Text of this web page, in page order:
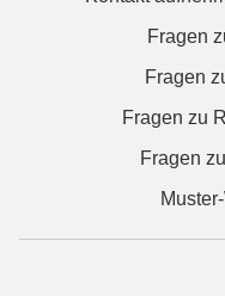
Fragen
Fragen
Fragen zu
Fragen